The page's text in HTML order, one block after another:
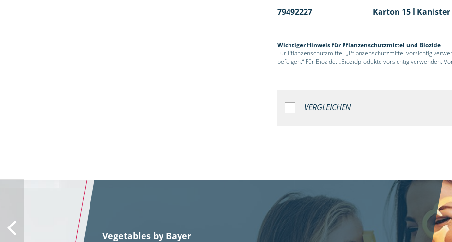
79492227
Karton 15 l Kanister
Wichtiger Hinweis für Pflanzenschutzmittel und Biozide
Für Pflanzenschutzmittel: „Pflanzenschutzmittel vorsichtig
befolgen.“ Für Biozide: „Biozidprodukte vorsichtig verwenden.
VERGLEICHEN
Vegetables by Bayer